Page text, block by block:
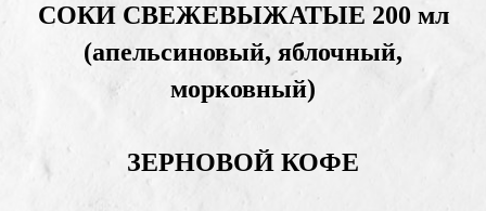
СОКИ СВЕЖЕВЫЖАТЫЕ 200 мл
(апельсиновый, яблочный,
морковный)
ЗЕРНОВОЙ КОФЕ